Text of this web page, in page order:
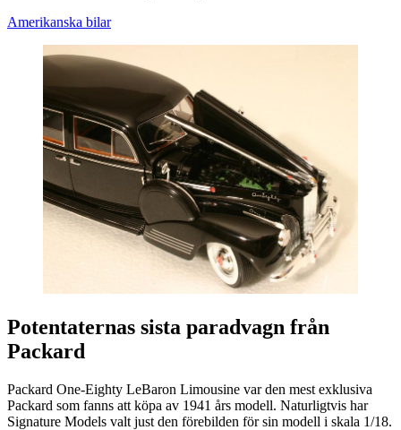
Amerikanska bilar
Potentaternas sista paradvagn från
Packard
Packard One-Eighty LeBaron Limousine var den mest exklusiva
Packard som fanns att köpa av 1941 års modell. Naturligtvis har
Signature Models valt just den förebilden för sin modell i skala 1/18.